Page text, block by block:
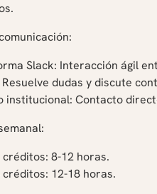
Slack: Interacción ágil
dudas y discute
institucional: Contacto
8-12 horas.
12-18 horas.